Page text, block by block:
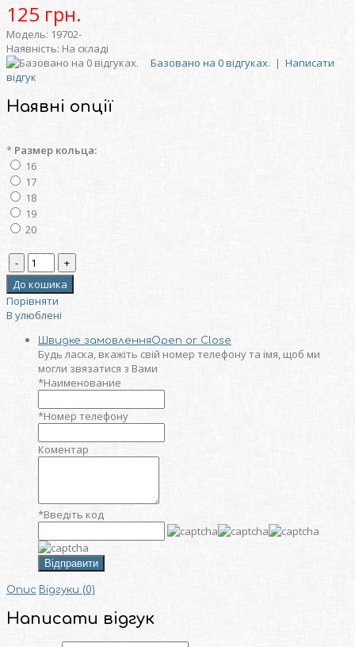
125 грн.
Модель: 19702-
Наявність: На складі
Базовано на 0 відгуках. | Написати
відгук
Наявні опції
* Размер кольца:
16
17
18
19
20
Порівняти
В улюблені
Швидке замовленняOpen or Close
Будь ласка, вкажіть свій номер телефону та iмя, щоб ми
могли звязатися з Вами
*Наименование
*Номер телефону
Коментар
*Введіть код
Відправити
Опис Відгуки (0)
Написати відгук